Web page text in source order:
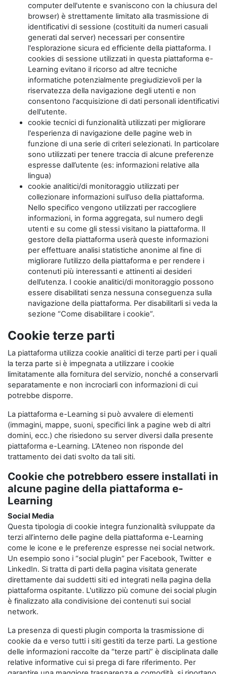
computer dell'utente e svaniscono con la chiusura del
browser) è strettamente limitato alla trasmissione di
identificativi di sessione (costituiti da numeri casuali
generati dal server) necessari per consentire
l'esplorazione sicura ed efficiente della piattaforma. I
cookies di sessione utilizzati in questa piattaforma e-
Learning evitano il ricorso ad altre tecniche
informatiche potenzialmente pregiudizievoli per la
riservatezza della navigazione degli utenti e non
consentono l'acquisizione di dati personali identificativi
dell'utente.
cookie tecnici di funzionalità utilizzati per migliorare
l'esperienza di navigazione delle pagine web in
funzione di una serie di criteri selezionati. In particolare
sono utilizzati per tenere traccia di alcune preferenze
espresse dall’utente (es: informazioni relative alla
lingua)
cookie analitici/di monitoraggio utilizzati per
collezionare informazioni sull’uso della piattaforma.
Nello specifico vengono utilizzati per raccogliere
informazioni, in forma aggregata, sul numero degli
utenti e su come gli stessi visitano la piattaforma. Il
gestore della piattaforma userà queste informazioni
per effettuare analisi statistiche anonime al fine di
migliorare l’utilizzo della piattaforma e per rendere i
contenuti più interessanti e attinenti ai desideri
dell’utenza. I cookie analitici/di monitoraggio possono
essere disabilitati senza nessuna conseguenza sulla
navigazione della piattaforma. Per disabilitarli si veda la
sezione “Come disabilitare i cookie”.
Cookie terze parti
La piattaforma utilizza cookie analitici di terze parti per i quali
la terza parte si è impegnata a utilizzare i cookie
limitatamente alla fornitura del servizio, nonché a conservarli
separatamente e non incrociarli con informazioni di cui
potrebbe disporre.
La piattaforma e-Learning si può avvalere di elementi
(immagini, mappe, suoni, specifici link a pagine web di altri
domini, ecc.) che risiedono su server diversi dalla presente
piattaforma e-Learning. L’Ateneo non risponde del
trattamento dei dati svolto da tali siti.
Cookie che potrebbero essere installati in
alcune pagine della piattaforma e-
Learning
Social Media
Questa tipologia di cookie integra funzionalità sviluppate da
terzi all’interno delle pagine della piattaforma e-Learning
come le icone e le preferenze espresse nei social network.
Un esempio sono i “social plugin” per Facebook, Twitter e
LinkedIn. Si tratta di parti della pagina visitata generate
direttamente dai suddetti siti ed integrati nella pagina della
piattaforma ospitante. L'utilizzo più comune dei social plugin
è finalizzato alla condivisione dei contenuti sui social
network.
La presenza di questi plugin comporta la trasmissione di
cookie da e verso tutti i siti gestiti da terze parti. La gestione
delle informazioni raccolte da “terze parti” è disciplinata dalle
relative informative cui si prega di fare riferimento. Per